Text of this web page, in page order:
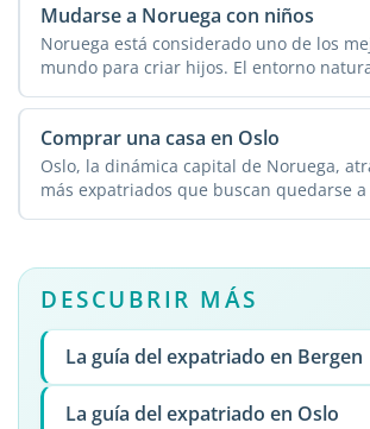
Mudarse a Noruega con niños
Noruega está considerado uno de los
mundo para criar hijos. El entorno
Comprar una casa en Oslo
Oslo, la dinámica capital de Noruega,
más expatriados que buscan quedarse
DESCUBRIR MÁS
La guía del expatriado en Bergen
La guía del expatriado en Oslo